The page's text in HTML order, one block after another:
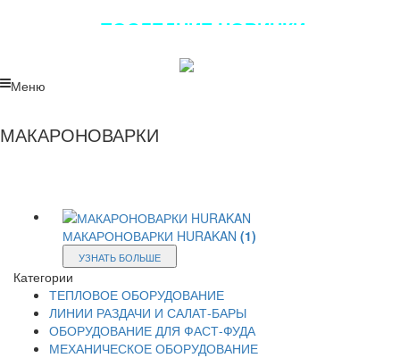
ПОСЛЕДНИЕ НОВИНКИ
ЛУЧШЕГО ОБОРУДОВАНИЯ!!!
Меню
МАКАРОНОВАРКИ
МАКАРОНОВАРКИ HURAKAN (1)
УЗНАТЬ БОЛЬШЕ
Категории
ТЕПЛОВОЕ ОБОРУДОВАНИЕ
ЛИНИИ РАЗДАЧИ И САЛАТ-БАРЫ
ОБОРУДОВАНИЕ ДЛЯ ФАСТ-ФУДА
МЕХАНИЧЕСКОЕ ОБОРУДОВАНИЕ